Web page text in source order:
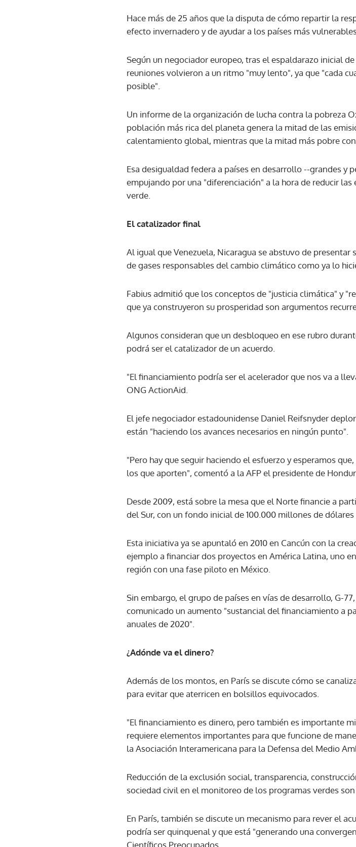
Hace más de 25 años que la disputa de cómo repartir la
efecto invernadero y de ayudar a los países más
Según un negociador europeo, tras el espaldarazo inicial
reuniones volvieron a un ritmo "muy lento", ya que "cada
posible".
Un informe de la organización de lucha contra la pobreza
población más rica del planeta genera la mitad de las
calentamiento global, mientras que la mitad más pobre
Esa desigualdad federa a países en desarrollo --grandes y
empujando por una "diferenciación" a la hora de reducir
verde.
El catalizador final
Al igual que Venezuela, Nicaragua se abstuvo de
de gases responsables del cambio climático como ya lo
Fabius admitió que los conceptos de "justicia climática" y
que ya construyeron su prosperidad son argumentos
Algunos consideran que un desbloqueo en ese rubro
podrá ser el catalizador de un acuerdo.
"El financiamiento podría ser el acelerador que nos va a
ONG ActionAid.
El jefe negociador estadounidense Daniel Reifsnyder
están "haciendo los avances necesarios en ningún punto".
"Pero hay que seguir haciendo el esfuerzo y esperamos
los que aporten", comentó a la AFP el presidente de
Desde 2009, está sobre la mesa que el Norte financie a
del Sur, con un fondo inicial de 100.000 millones de dólares
Esta iniciativa ya se apuntaló en 2010 en Cancún con la
ejemplo a financiar dos proyectos en América Latina, uno
región con una fase piloto en México.
Sin embargo, el grupo de países en vías de desarrollo, G-
comunicado un aumento "sustancial del financiamiento a
anuales de 2020".
¿Adónde va el dinero?
Además de los montos, en París se discute cómo se
para evitar que aterricen en bolsillos equivocados.
"El financiamiento es dinero, pero también es importante
requiere elementos importantes para que funcione de
la Asociación Interamericana para la Defensa del Medio
Reducción de la exclusión social, transparencia,
sociedad civil en el monitoreo de los programas verdes
En París, también se discute un mecanismo para rever el
podría ser quinquenal y que está "generando una
Científicos Preocupados.